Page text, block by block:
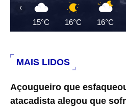
15°C 16°C 16°C
‹
MAIS LIDOS
Açougueiro que
atacadista alegou que